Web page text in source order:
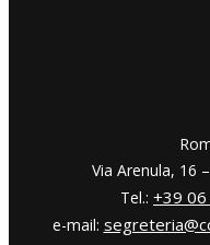
Via Arenula, 16
Tel.: +39
e-mail: